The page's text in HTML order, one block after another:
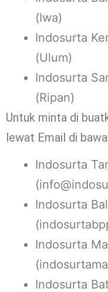
(Iwa)
Indosurta
(Ulum)
Indosurta
(Ripan)
Untuk minta di
lewat Email di
Indosurta
Indosurta
Indosurta
Indosurta